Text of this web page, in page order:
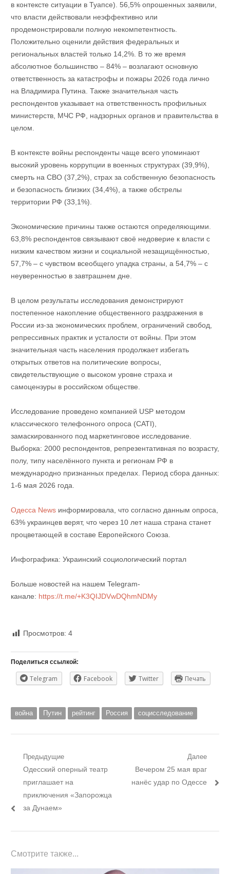
в контексте ситуации в Туапсе). 56,5% опрошенных заявили,
что власти действовали неэффективно или
продемонстрировали полную некомпетентность.
Положительно оценили действия федеральных и
региональных властей только 14,2%. В то же время
абсолютное большинство – 84% – возлагают основную
ответственность за катастрофы и пожары 2026 года лично
на Владимира Путина. Также значительная часть
респондентов указывает на ответственность профильных
министерств, МЧС РФ, надзорных органов и правительства в
целом.
В контексте войны респонденты чаще всего упоминают
высокий уровень коррупции в военных структурах (39,9%),
смерть на СВО (37,2%), страх за собственную безопасность
и безопасность близких (34,4%), а также обстрелы
территории РФ (33,1%).
Экономические причины также остаются определяющими.
63,8% респондентов связывают своё недоверие к власти с
низким качеством жизни и социальной незащищённостью,
57,7% – с чувством всеобщего упадка страны, а 54,7% – с
неуверенностью в завтрашнем дне.
В целом результаты исследования демонстрируют
постепенное накопление общественного раздражения в
России из-за экономических проблем, ограничений свобод,
репрессивных практик и усталости от войны. При этом
значительная часть населения продолжает избегать
открытых ответов на политические вопросы,
свидетельствующие о высоком уровне страха и
самоцензуры в российском обществе.
Исследование проведено компанией USP методом
классического телефонного опроса (CATI),
замаскированного под маркетинговое исследование.
Выборка: 2000 респондентов, репрезентативная по возрасту,
полу, типу населённого пункта и регионам РФ в
международно признанных пределах. Период сбора данных:
1-6 мая 2026 года.
Одесса Newsинформировала, что согласно данным опроса,
63% украинцев верят, что через 10 лет наша страна станет
процветающей в составе Европейского Союза.
Инфографика: Украинский социологический портал
Больше новостей на нашем Telegram-
канале: https://t.me/+K3QIJDVwDQhmNDMy
Просмотров: 4
Поделиться ссылкой:
Telegram Facebook Twitter Печать
война Путин рейтинг Россия социсследование
Навигация
записям
Предыдущие
Предыдущий
пост:
Одесский оперный театр
приглашает на
приключения «Запорожца
за Дунаем»
Далее
Следующий
пост:
Вечером 25 мая враг
нанёс удар по Одессе
Смотрите также...